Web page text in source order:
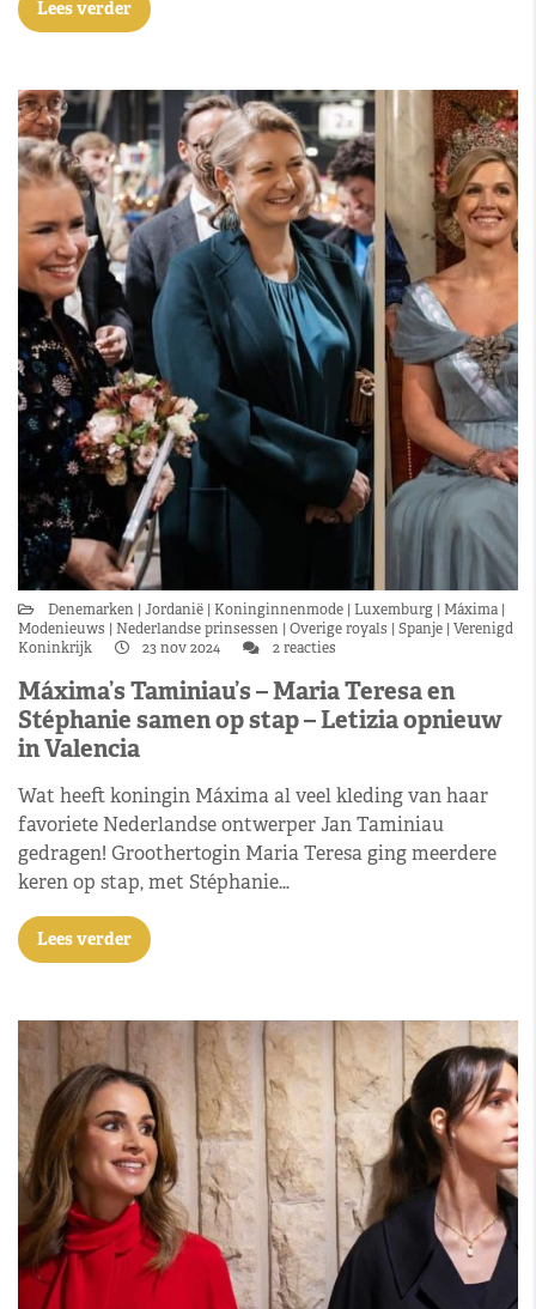
Lees verder
Denemarken Jordanië Koninginnenmode Luxemburg Máxima
Modenieuws
Nederlandse prinsessen Overige royals Spanje Verenigd
Koninkrijk
23 nov 2024 2 reacties
Máxima’s Taminiau’s – Maria Teresa en
Stéphanie samen op stap – Letizia opnieuw
in Valencia
Wat heeft koningin Máxima al veel kleding van haar
favoriete Nederlandse ontwerper Jan Taminiau
gedragen! Groothertogin Maria Teresa ging meerdere
keren op stap, met Stéphanie…
Lees verder